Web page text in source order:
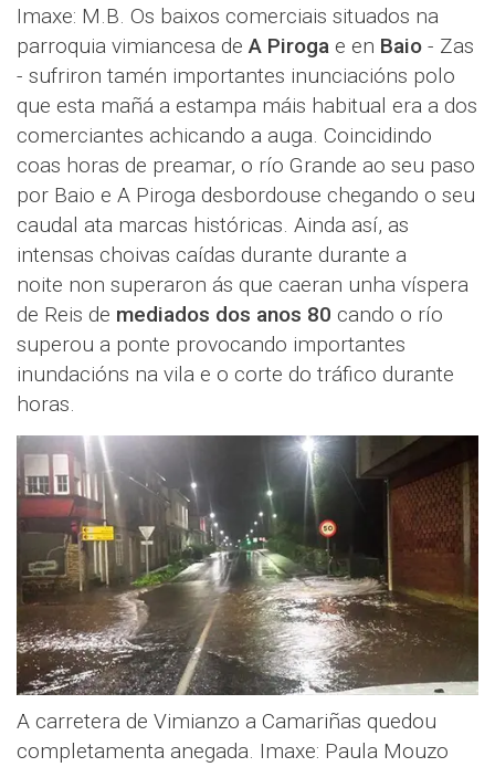
Imaxe: M.B. Os baixos comerciais situados na
parroquia vimiancesa de A Piroga e en Baio - Zas
- sufriron tamén importantes inunciacións polo
que esta mañá a estampa máis habitual era a dos
comerciantes achicando a auga. Coincidindo
coas horas de preamar, o río Grande ao seu paso
por Baio e A Piroga desbordouse chegando o seu
caudal ata marcas históricas. Ainda así, as
intensas choivas caídas durante durante a
noite non superaron ás que caeran unha víspera
de Reis de mediados dos anos 80 cando o río
superou a ponte provocando importantes
inundacións na vila e o corte do tráfico durante
horas.
A carretera de Vimianzo a Camariñas quedou
completamenta anegada. Imaxe: Paula Mouzo